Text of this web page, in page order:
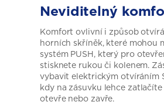
Neviditelný
Komfort ovlivní i způsob
horních skříněk, které mohou
systém PUSH, který pro
stisknete rukou či kolenem.
vybavit elektrickým otvíráním
kdy na zásuvku lehce zatlačíte
otevře nebo zavře.